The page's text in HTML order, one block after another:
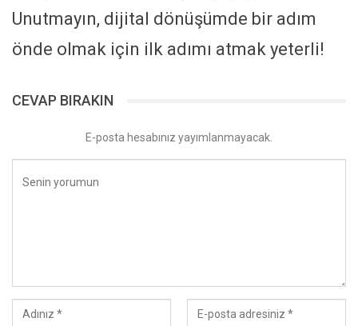
Unutmayın, dijital dönüşümde bir adım
önde olmak için ilk adımı atmak yeterli!
CEVAP BIRAKIN
E-posta hesabınız yayımlanmayacak.